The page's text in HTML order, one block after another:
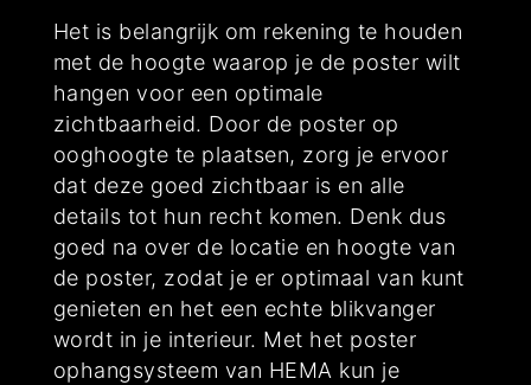
Het is belangrijk om rekening te houden
met de hoogte waarop je de poster wilt
hangen voor een optimale
zichtbaarheid. Door de poster op
ooghoogte te plaatsen, zorg je ervoor
dat deze goed zichtbaar is en alle
details tot hun recht komen. Denk dus
goed na over de locatie en hoogte van
de poster, zodat je er optimaal van kunt
genieten en het een echte blikvanger
wordt in je interieur. Met het poster
ophangsysteem van HEMA kun je